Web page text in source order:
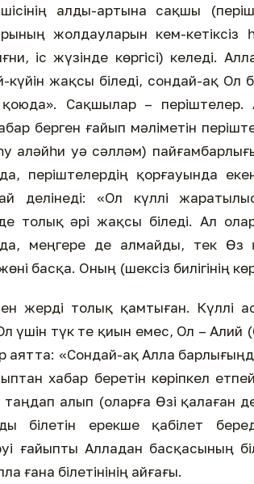
алды-артына сақшы
жолдауларын кем-
іс жүзінде көргісі) келеді.
жақсы біледі, сондай-ақ Ол
қоюда». Сақшылар –
берген ғайып мәліметін
аләйһи уә сәлләм)
періштелердің қорғауында
делінеді: «Ол күллі
толық әрі жақсы біледі. Ал
меңгере де алмайды, тек Өз
басқа. Оның (шексіз билігінің
жерді толық қамтыған. Күллі
үшін түк те қиын емес, Ол – Алий
аятта: «Сондай-ақ Алла
хабар беретін көріпкел
алып (оларға Өзі қалаған
білетін ерекше қабілет
ғайыпты Алладан басқасының
ғана білетінінің айғағы.